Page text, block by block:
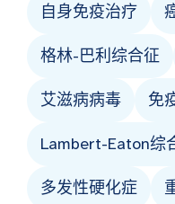
自身免疫治疗
格林-巴利综合征
艾滋病病毒 免
Lambert-Eaton综
多发性硬化症